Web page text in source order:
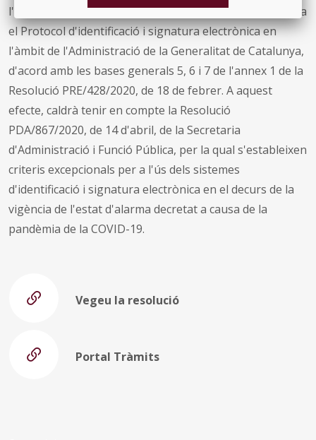
l'Ordre GRI/233/2015, de 20 de juliol, per la qual s'aprova
el Protocol d'identificació i signatura electrònica en
l'àmbit de l'Administració de la Generalitat de Catalunya,
d'acord amb les bases generals 5, 6 i 7 de l'annex 1 de la
Resolució PRE/428/2020, de 18 de febrer. A aquest
efecte, caldrà tenir en compte la Resolució
PDA/867/2020, de 14 d'abril, de la Secretaria
d'Administració i Funció Pública, per la qual s'estableixen
criteris excepcionals per a l'ús dels sistemes
d'identificació i signatura electrònica en el decurs de la
vigència de l'estat d'alarma decretat a causa de la
pandèmia de la COVID-19.
Vegeu la resolució
Portal Tràmits